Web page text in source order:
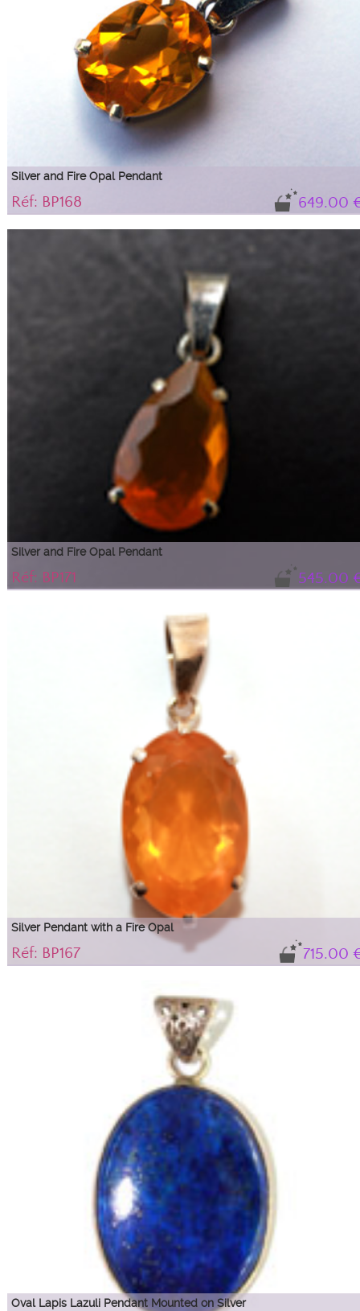
Silver and Fire Opal Pendant
649.00
Réf: BP168
Silver and Fire Opal Pendant
545.00
Réf: BP171
The sparkling color and purity of this beautiful drop make it an exceptional
Silver Pendant with a Fire Opal
715.00
Réf: BP167
Oval Lapis Lazuli Pendant Mounted on Silver